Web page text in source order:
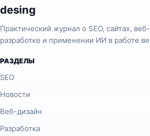
desing
Практический журнал о SEO, сайтах,
разработке и применении ИИ в работе
РАЗДЕЛЫ
SEO
Новости
Веб-дизайн
Разработка